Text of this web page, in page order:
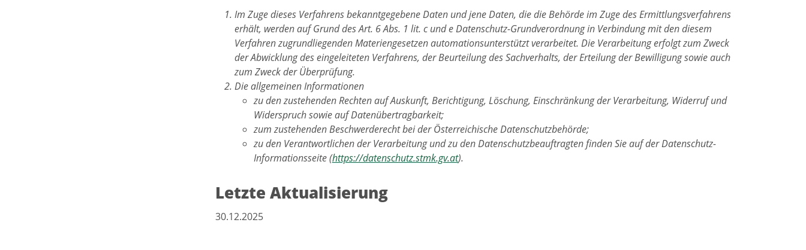
Im Zuge dieses Verfahrens bekanntgegebene Daten und jene Daten, die die Behörde im Zuge des Ermittlungsverfahrens
erhält, werden auf Grund des Art. 6 Abs. 1 lit. c und e Datenschutz-Grundverordnung in Verbindung mit den diesem
Verfahren zugrundliegenden Materiengesetzen automationsunterstützt verarbeitet. Die Verarbeitung erfolgt zum Zweck
der Abwicklung des eingeleiteten Verfahrens, der Beurteilung des Sachverhalts, der Erteilung der Bewilligung sowie auch
zum Zweck der Überprüfung.
Die allgemeinen Informationen
zu den zustehenden Rechten auf Auskunft, Berichtigung, Löschung, Einschränkung der Verarbeitung, Widerruf und
Widerspruch sowie auf Datenübertragbarkeit;
zum zustehenden Beschwerderecht bei der Österreichische Datenschutzbehörde;
zu den Verantwortlichen der Verarbeitung und zu den Datenschutzbeauftragten finden Sie auf der Datenschutz-
Informationsseite (https://datenschutz.stmk.gv.at).
Letzte Aktualisierung
30.12.2025